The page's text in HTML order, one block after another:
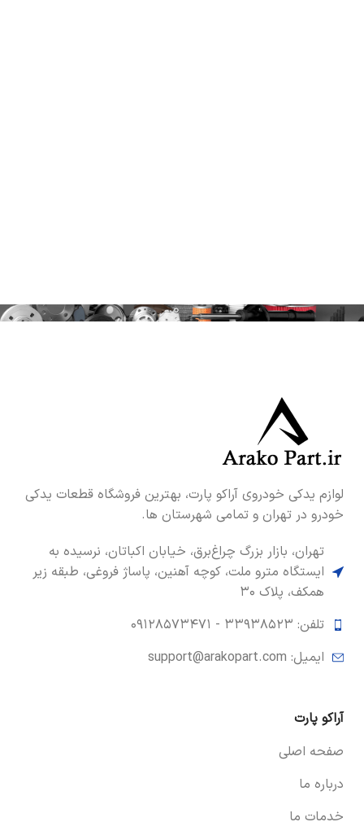
لوازم یدکی خودروی آراکو پارت، بهترین فروشگاه قطعات یدکی
خودرو در تهران و تمامی شهرستان ها.
تهران، بازار بزرگ چراغ‌برق، خیابان اکباتان، نرسیده به
ایستگاه مترو ملت، کوچه آهنین، پاساژ فروغی، طبقه زیر
همکف، پلاک ۳۰
تلفن: ۳۳۹۳۸۵۲۳ -
۰۹۱۲۸۵۷۳۴۷۱
ایمیل: support@arakopart.com
آراکو پارت
صفحه اصلی
درباره ما
خدمات ما